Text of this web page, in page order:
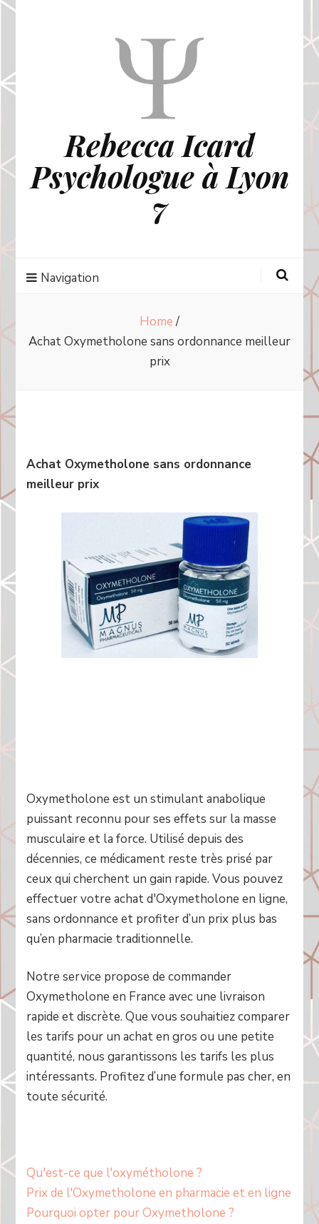
Rebecca Icard
Psychologue à Lyon
7
Navigation
Home /
Achat Oxymetholone sans ordonnance meilleur
prix
Achat Oxymetholone sans ordonnance
meilleur prix
Oxymetholone est un stimulant anabolique
puissant reconnu pour ses effets sur la masse
musculaire et la force. Utilisé depuis des
décennies, ce médicament reste très prisé par
ceux qui cherchent un gain rapide. Vous pouvez
effectuer votre achat d'Oxymetholone en ligne,
sans ordonnance et profiter d’un prix plus bas
qu’en pharmacie traditionnelle.
Notre service propose de commander
Oxymetholone en France avec une livraison
rapide et discrète. Que vous souhaitiez comparer
les tarifs pour un achat en gros ou une petite
quantité, nous garantissons les tarifs les plus
intéressants. Profitez d’une formule pas cher, en
toute sécurité.
Qu'est-ce que l'oxymétholone ?
Prix de l'Oxymetholone en pharmacie et en ligne
Pourquoi opter pour Oxymetholone ?